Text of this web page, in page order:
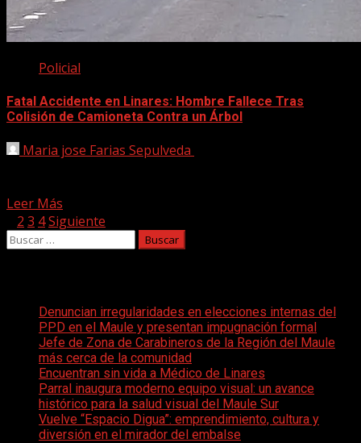
Policial
Fatal Accidente en Linares: Hombre Fallece Tras
Colisión de Camioneta Contra un Árbol
Maria jose Farias Sepulveda
Leer Más
Paginación
de
2 3 4Siguiente
Buscar:
Denuncian irregularidades en elecciones internas del
PPD en el Maule y presentan impugnación formal
Jefe de Zona de Carabineros de la Región del Maule
más cerca de la comunidad
Encuentran sin vida a Médico de Linares
Parral inaugura moderno equipo visual: un avance
histórico para la salud visual del Maule Sur
Vuelve “Espacio Digua”: emprendimiento, cultura y
diversión en el mirador del embalse